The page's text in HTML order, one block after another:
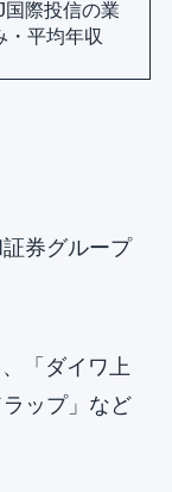
国際投信の業
・平均年収
券グループ
「ダイワ上
ップ」など